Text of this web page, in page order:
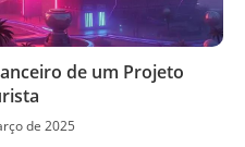
de um Projeto
de 2025